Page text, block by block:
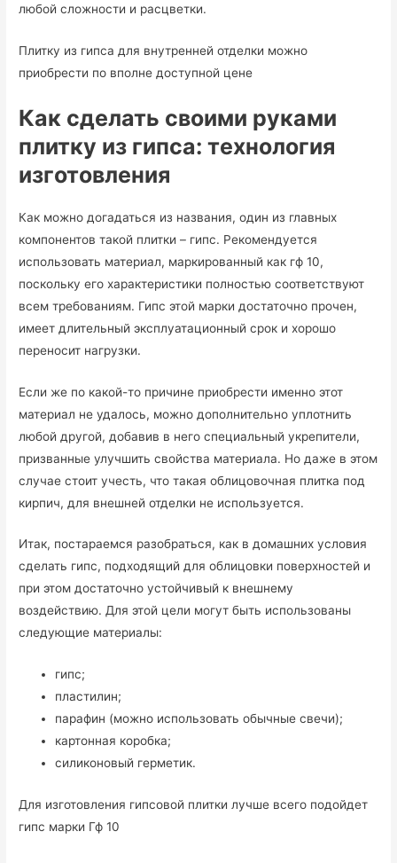
любой сложности и расцветки.
Плитку из гипса для внутренней отделки можно
приобрести по вполне доступной цене
Как сделать своими руками
плитку из гипса: технология
изготовления
Как можно догадаться из названия, один из главных
компонентов такой плитки – гипс. Рекомендуется
использовать материал, маркированный как гф 10,
поскольку его характеристики полностью соответствуют
всем требованиям. Гипс этой марки достаточно прочен,
имеет длительный эксплуатационный срок и хорошо
переносит нагрузки.
Если же по какой-то причине приобрести именно этот
материал не удалось, можно дополнительно уплотнить
любой другой, добавив в него специальный укрепители,
призванные улучшить свойства материала. Но даже в этом
случае стоит учесть, что такая облицовочная плитка под
кирпич, для внешней отделки не используется.
Итак, постараемся разобраться, как в домашних условия
сделать гипс, подходящий для облицовки поверхностей и
при этом достаточно устойчивый к внешнему
воздействию. Для этой цели могут быть использованы
следующие материалы:
гипс;
пластилин;
парафин (можно использовать обычные свечи);
картонная коробка;
силиконовый герметик.
Для изготовления гипсовой плитки лучше всего подойдет
гипс марки Гф 10